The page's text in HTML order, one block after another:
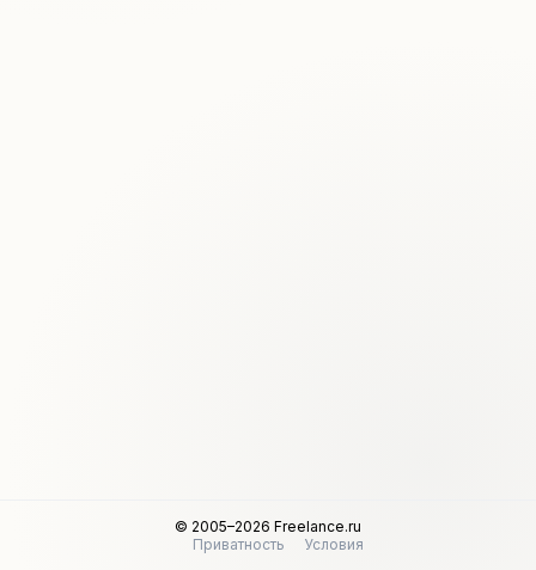
© 2005–2026 Freelance.ru
Приватность
Условия